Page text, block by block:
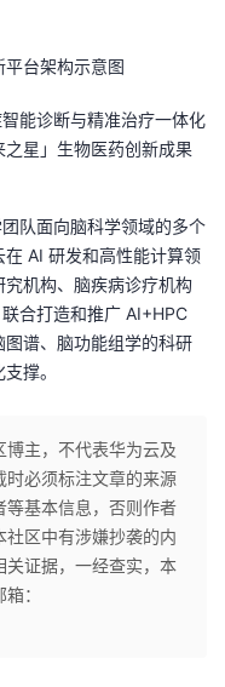
台架构示意图
能诊断与精准治疗一体化
星」生物医药创新成果
队面向脑科学领域的多个
AI 研发和高性能计算领
机构、脑疾病诊疗机构
合打造和推广 AI+HPC
谱、脑功能组学的科研
撑。
博主，不代表华为云及
时必须标注文章的来源
等基本信息，否则作者
区中有涉嫌抄袭的内
关证据，一经查实，本
：